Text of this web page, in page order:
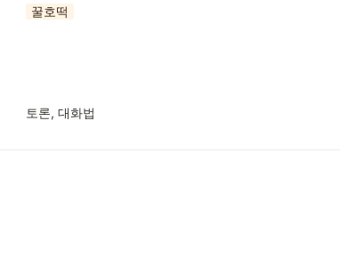
꿀호떡
토론, 대화법